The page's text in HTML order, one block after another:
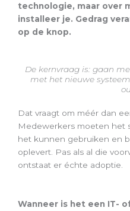
technologie, maar over
installeer je. Gedrag
op de knop.
De kernvraag is: gaan
met het nieuwe
Dat vraagt om méér dan
Medewerkers moeten het
het kunnen gebruiken en
oplevert. Pas als al die
ontstaat er échte adoptie.
Wanneer is het een IT-